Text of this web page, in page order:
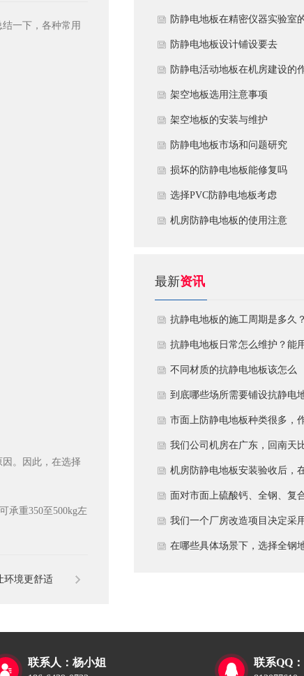
一下，各种常用
。因此，在选择
承重350至500kg左
环境更舒适
技术优势与防火安全价值
防静电地板在精密仪器实验室
定制化应用方案
​防静电地板设计铺设要去
防静电活动地板在机房建设的
用
​架空地板选用注意事项
​架空地板的安装与维护
防静电地板市场和问题研究
损坏的防静电地板能修复吗
​选择PVC防静电地板考虑
机房防静电地板的使用注意
最新资讯
抗静电地板的施工周期是多久
需要注意什么?
抗静电地板日常怎么维护？能
多久？
不同材质的抗静电地板该怎么
选？
到底哪些场所需要铺设抗静电
板？
市面上防静电地板种类很多，
为采购方，我们该如何鉴别地
的质量好坏？所谓的“系统电
阻”为什么很重要？
我们公司机房在广东，回南天
较潮湿，这种环境下使用防静
地板要注意什么？日常维护有
些要点？
机房防静电地板安装验收后，
日常运维中常常被忽视。请问
一套规范的、可操作的维护规
应包含哪些内容？有哪些“小问
面对市面上硫酸钙、全钢、复
等多种类型的机房防静电地板
我们该如何科学选型？除了预
我们一个厂房改造项目决定采
全钢防静电地板。听说它的安
在哪些具体场景下，选择全钢

联系人：杨小姐

联系QQ：